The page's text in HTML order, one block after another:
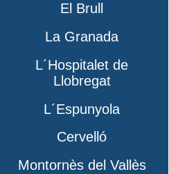
El Brull
La Granada
L´Hospitalet de
Llobregat
L´Espunyola
Cervelló
Montornès del Vallès